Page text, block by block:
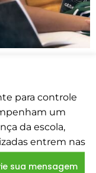
para controle
um
da escola,
entrem nas
sua mensagem